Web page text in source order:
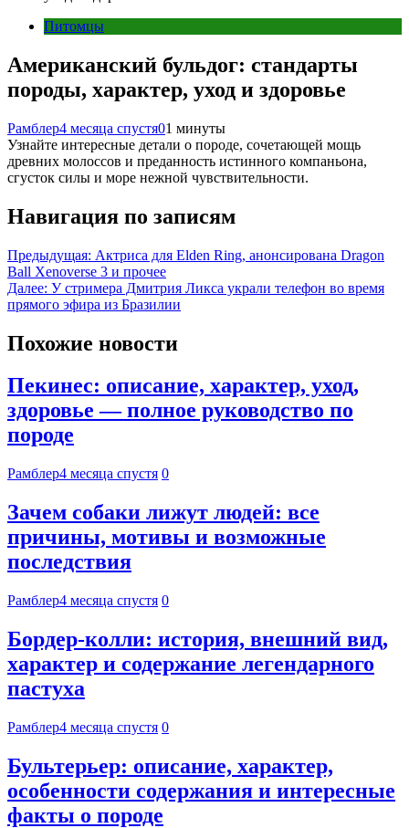
Питомцы
Американский бульдог: стандарты
породы, характер, уход и здоровье
Рамблер4 месяца спустя01 минуты
Узнайте интересные детали о породе, сочетающей мощь
древних молоссов и преданность истинного компаньона,
сгусток силы и море нежной чувствительности.
Навигация по записям
Предыдущая: Актриса для Elden Ring, анонсирована Dragon
Ball Xenoverse 3 и прочее
Далее: У стримера Дмитрия Ликса украли телефон во время
прямого эфира из Бразилии
Похожие новости
Пекинес: описание, характер, уход,
здоровье — полное руководство по
породе
Рамблер4 месяца спустя 0
Зачем собаки лижут людей: все
причины, мотивы и возможные
последствия
Рамблер4 месяца спустя 0
Бордер-колли: история, внешний вид,
характер и содержание легендарного
пастуха
Рамблер4 месяца спустя 0
Бультерьер: описание, характер,
особенности содержания и интересные
факты о породе